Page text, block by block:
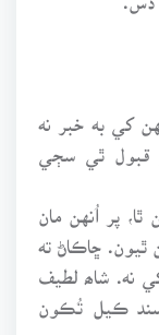
کي به خبر نه
قبول ٿي سڄي
پر اُنهن مان
ڇاڪاڻ ته
نه. شاھ لطيف
ڪيل تُڪون